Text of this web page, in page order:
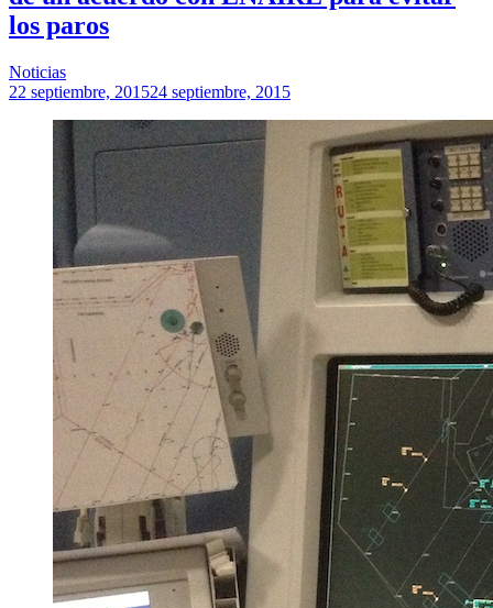
los paros
Noticias
22 septiembre, 201524 septiembre, 2015